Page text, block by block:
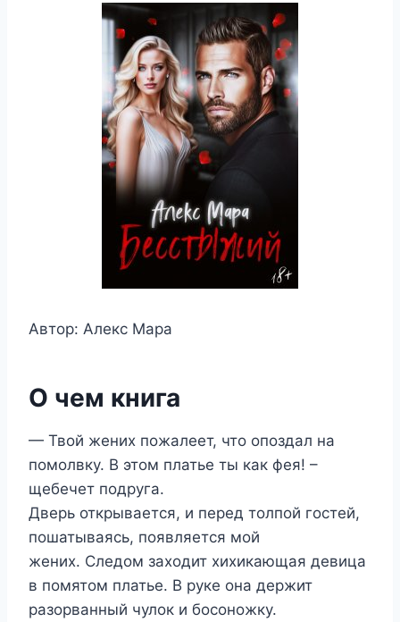
Автор: Алекс Мара
О чем книга
— Твой жених пожалеет, что опоздал на
помолвку. В этом платье ты как фея! –
щебечет подруга.
Дверь открывается, и перед толпой гостей,
пошатываясь, появляется мой
жених. Следом заходит хихикающая девица
в помятом платье. В руке она держит
разорванный чулок и босоножку.